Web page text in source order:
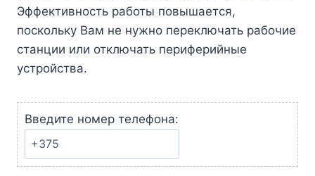
Эффективность работы повышается,
поскольку Вам не нужно переключать рабочие
станции или отключать периферийные
устройства.
Введите номер телефона: